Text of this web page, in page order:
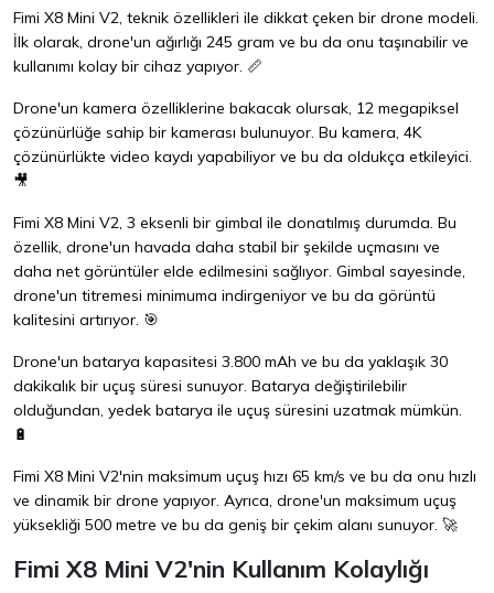
Fimi X8 Mini V2, teknik özellikleri ile dikkat çeken bir drone modeli.
İlk olarak, drone'un ağırlığı 245 gram ve bu da onu taşınabilir ve
kullanımı kolay bir cihaz yapıyor. 📏
Drone'un kamera özelliklerine bakacak olursak, 12 megapiksel
çözünürlüğe sahip bir kamerası bulunuyor. Bu kamera, 4K
çözünürlükte video kaydı yapabiliyor ve bu da oldukça etkileyici.
🎥
Fimi X8 Mini V2, 3 eksenli bir gimbal ile donatılmış durumda. Bu
özellik, drone'un havada daha stabil bir şekilde uçmasını ve
daha net görüntüler elde edilmesini sağlıyor. Gimbal sayesinde,
drone'un titremesi minimuma indirgeniyor ve bu da görüntü
kalitesini artırıyor. 🎯
Drone'un batarya kapasitesi 3.800 mAh ve bu da yaklaşık 30
dakikalık bir uçuş süresi sunuyor. Batarya değiştirilebilir
olduğundan, yedek batarya ile uçuş süresini uzatmak mümkün.
🔋
Fimi X8 Mini V2'nin maksimum uçuş hızı 65 km/s ve bu da onu hızlı
ve dinamik bir drone yapıyor. Ayrıca, drone'un maksimum uçuş
yüksekliği 500 metre ve bu da geniş bir çekim alanı sunuyor. 🚀
Fimi X8 Mini V2'nin Kullanım Kolaylığı